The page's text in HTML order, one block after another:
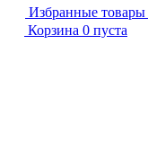
Избранные товары
Корзина 0 пуста